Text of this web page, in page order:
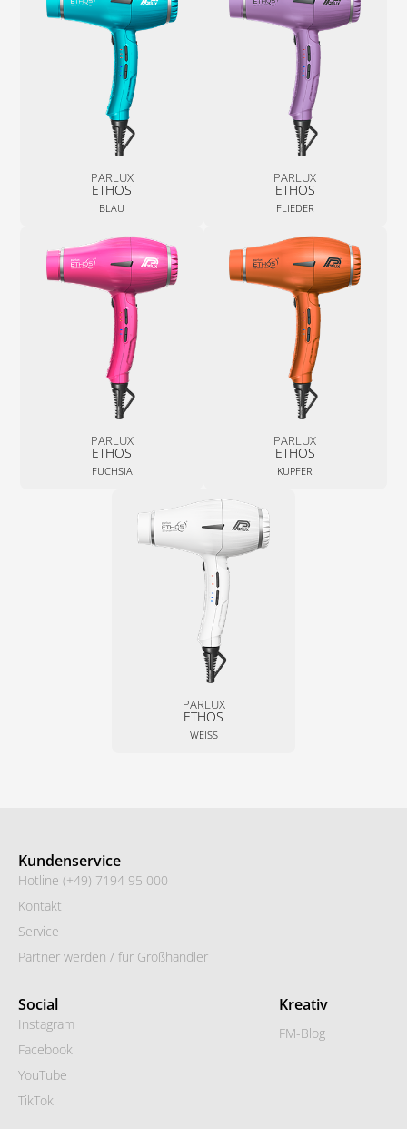
PARLUX
ETHOS
BLAU
PARLUX
ETHOS
FLIEDER
PARLUX
ETHOS
FUCHSIA
PARLUX
ETHOS
KUPFER
PARLUX
ETHOS
WEISS
Kundenservice
Hotline (+49) 7194 95 000
Kontakt
Service
Partner werden / für Großhändler
Social
Instagram
Facebook
YouTube
TikTok
Kreativ
FM-Blog